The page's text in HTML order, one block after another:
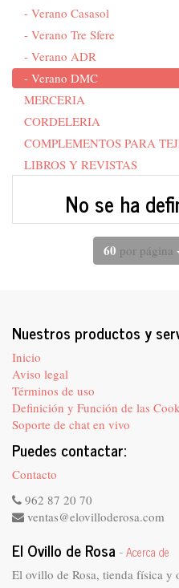
- Verano Casasol
- Verano Tre Sfere
- Verano ADR
- Verano DMC
MERCERIA
CORDELERIA
COMPLEMENTOS PARA
LIBROS Y REVISTAS
No se ha
60 por página
Nuestros productos y
Inicio
Aviso legal
Términos de uso
Definición y Función de las
Soporte de chat en vivo
Puedes contactar:
Contacto
962 87 20 70
ventas@elovilloderosa.com
El Ovillo de Rosa -Acerca de
El ovillo de Rosa, tienda física